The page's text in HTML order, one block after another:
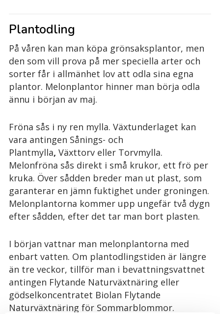
Plantodling
På våren kan man köpa grönsaksplantor, men
den som vill prova på mer speciella arter och
sorter får i allmänhet lov att odla sina egna
plantor. Melonplantor hinner man börja odla
ännu i början av maj.
Fröna sås i ny ren mylla. Växtunderlaget kan
vara antingen Sånings- och
Plantmylla, Växttorv eller Torvmylla.
Melonfröna sås direkt i små krukor, ett frö per
kruka. Över sådden breder man ut plast, som
garanterar en jämn fuktighet under groningen.
Melonplantorna kommer upp ungefär två dygn
efter sådden, efter det tar man bort plasten.
I början vattnar man melonplantorna med
enbart vatten. Om plantodlingstiden är längre
än tre veckor, tillför man i bevattningsvattnet
antingen Flytande Naturväxtnäring eller
gödselkoncentratet Biolan Flytande
Naturväxtnäring för Sommarblommor.